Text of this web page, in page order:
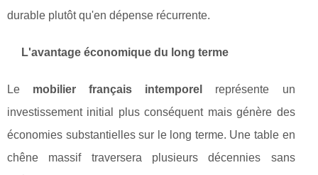
durable plutôt qu'en dépense récurrente.
L'avantage économique du long terme
Le mobilier français intemporel
représente un
investissement initial plus conséquent mais génère des
économies substantielles sur le long terme. Une table en
chêne massif traversera plusieurs décennies sans